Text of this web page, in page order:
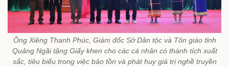
Ông Xiêng Thanh Phúc, Giám đốc Sở Dân tộc và Tôn giáo tỉnh
Quảng Ngãi tặng Giấy khen cho các cá nhân có thành tích xuất
sắc, tiêu biểu trong việc bảo tồn và phát huy giá trị nghề truyền